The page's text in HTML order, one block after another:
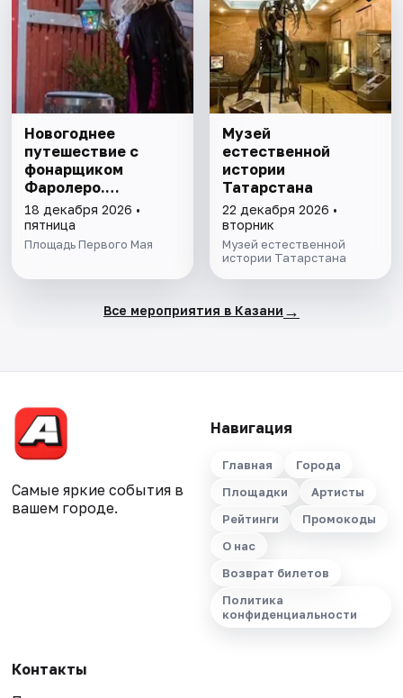
Новогоднее
путешествие с
фонарщиком
Фаролеро.
Спектакль-
променад
18 декабря 2026 •
пятница
Площадь Первого Мая
Музей
естественной
истории
Татарстана
22 декабря 2026 •
вторник
Музей естественной
истории Татарстана
Все мероприятия в Казани →
Самые яркие события в
вашем городе.
Навигация
Главная
Города
Площадки
Артисты
Рейтинги
Промокоды
О нас
Возврат билетов
Политика
конфиденциальности
Контакты